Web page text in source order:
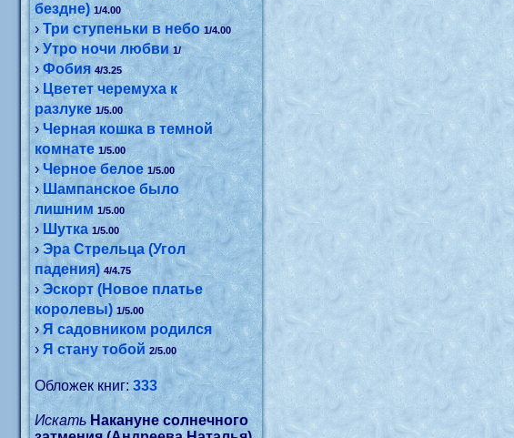
бездне) 1/4.00
›Три ступеньки в небо 1/4.00
›Утро ночи любви 1/
›Фобия 4/3.25
›Цветет черемуха к
разлуке 1/5.00
›Черная кошка в темной
комнате 1/5.00
›Черное белое 1/5.00
›Шампанское было
лишним 1/5.00
› Шутка 1/5.00
›Эра Стрельца (Угол
падения) 4/4.75
›Эскорт (Новое платье
королевы) 1/5.00
›Я садовником родился
›Я стану тобой 2/5.00
Обложек книг:333
Искать Накануне солнечного